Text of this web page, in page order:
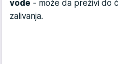
vode - može da preživi do
zalivanja.